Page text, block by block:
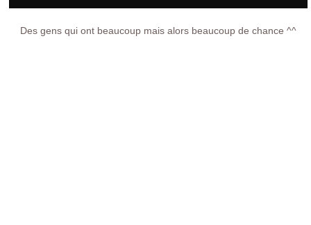
Des gens qui ont beaucoup mais alors beaucoup de chance ^^